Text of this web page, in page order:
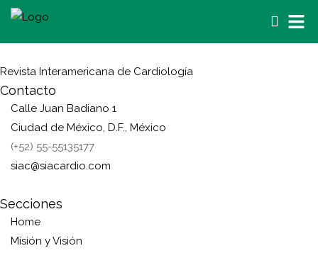
Revista Interamericana de Cardiología
Contacto
Calle Juan Badiano 1
Ciudad de México, D.F., México
(+52) 55-55135177
siac@siacardio.com
Secciones
Home
Misión y Visión